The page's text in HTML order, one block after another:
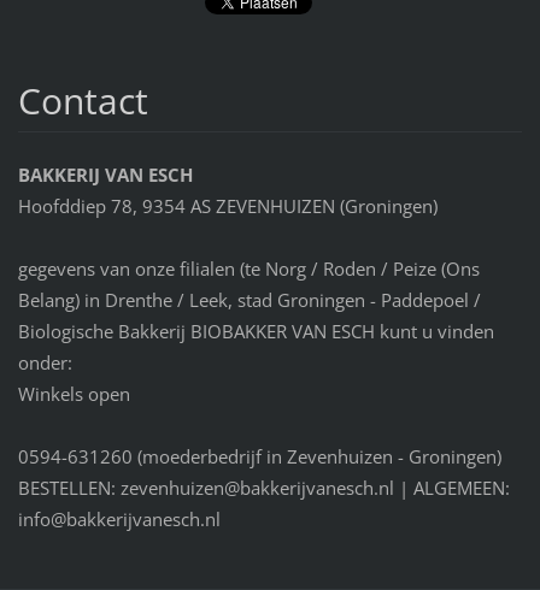
Contact
BAKKERIJ VAN ESCH
Hoofddiep 78, 9354 AS ZEVENHUIZEN (Groningen)
gegevens van onze filialen (te Norg / Roden / Peize (Ons
Belang) in Drenthe / Leek, stad Groningen - Paddepoel /
Biologische Bakkerij BIOBAKKER VAN ESCH kunt u vinden
onder:
Winkels open
0594-631260 (moederbedrijf in Zevenhuizen - Groningen)
BESTELLEN: zevenhuizen@bakkerijvanesch.nl | ALGEMEEN:
info@bakkerijvanesch.nl